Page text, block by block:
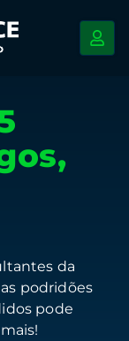
da
podridões
pode